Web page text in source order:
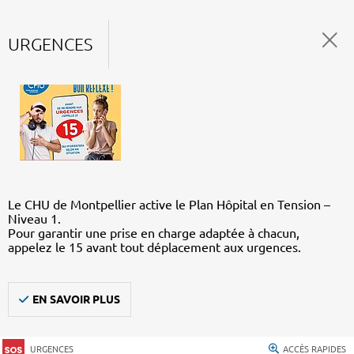
URGENCES
Le CHU de Montpellier active le Plan Hôpital en Tension –
Niveau 1.
Pour garantir une prise en charge adaptée à chacun,
appelez le 15 avant tout déplacement aux urgences.
EN SAVOIR PLUS
URGENCES ACCÈS RAPIDES